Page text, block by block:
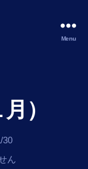
Menu
）
30
ん